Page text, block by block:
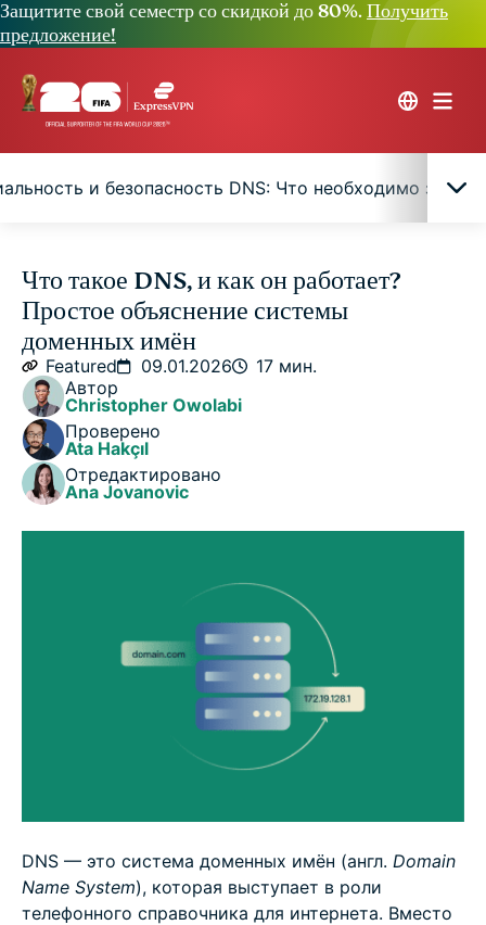
Защитите свой семестр со скидкой до 80%.Получить
предложение!
и безопасность DNS: Что необходимо знать
Простое определение DNS
Как работает DNS? Пошаговое объяснение
Что такое DNS-адрес?
Конфиденциальность и безопасность DNS: Что
необходимо знать
Часто задаваемые вопросы: популярные
вопросы о DNS
Что такое DNS, и как он работает?
Простое объяснение системы
доменных имён
Featured 09.01.2026
17 мин.
Автор
Christopher Owolabi
Проверено
Ata Hakçıl
Отредактировано
Ana Jovanovic
DNS — это система доменных имён (англ. Domain
Name System), которая выступает в роли
телефонного справочника для интернета. Вместо